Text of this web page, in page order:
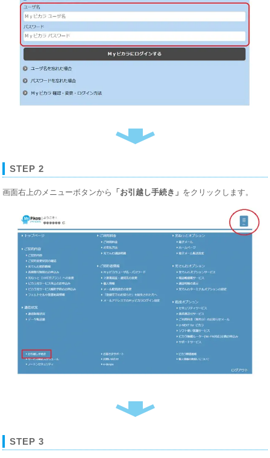
STEP 2
画面右上のメニューボタンから 「お引越し手続き」 をクリックします。
STEP 3